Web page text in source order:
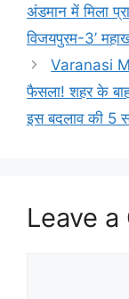
अंडमान में मिला
विजयपुरम-3’
Varanasi
फैसला! शहर के
इस बदलाव की 5
Leave